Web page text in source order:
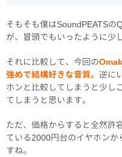
そもそも僕はSoundPEATSの
が、冒頭でもいったように少
それに比較して、今回の
強めで結構好きな音質。 逆に
ホンと比較してしまうと少し
てしまうと思います。
ただ、価格からすると全然許
ている2000円台のイヤホン
すね。